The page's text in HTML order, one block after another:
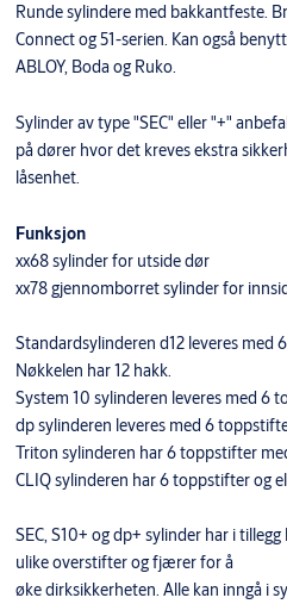
Runde sylindere med bakkantfeste.
Connect og 51-serien. Kan også
ABLOY, Boda og Ruko.
Sylinder av type "SEC" eller "+"
på dører hvor det kreves ekstra
låsenhet.
Funksjon
xx68 sylinder for utside dør
xx78 gjennomborret sylinder for
Standardsylinderen d12 leveres med
Nøkkelen har 12 hakk.
System 10 sylinderen leveres med 6
dp sylinderen leveres med 6
Triton sylinderen har 6 toppstifter
CLIQ sylinderen har 6 toppstifter og
SEC, S10+ og dp+ sylinder har i
ulike overstifter og fjærer for å
øke dirksikkerheten. Alle kan inngå i